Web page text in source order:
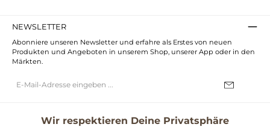
NEWSLETTER
Abonniere unseren Newsletter und erfahre als Erstes von neuen
Produkten und Angeboten in unserem Shop, unserer App oder in den
Märkten.
Mail-
Wir respektieren Deine Privatsphäre